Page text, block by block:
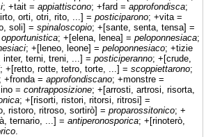
; +tait = appiattiscono; +fard = approfondisca;
orti, otri, rito, ...] = posticiparono; +vita =
soli] = spinaloscopio; +[sante, senta, tensa] =
opportunistica; +[elena, lenea] = peloponnesiaca;
; +[leneo, leone] = peloponnesiaco; +tizie
inter, terni, treni, ...] = posticiperanno; +[crude,
; +[retto, rotte, tetro, torte, ...] = scoppiettarono;
; +fronda = approfondiscano; +monstre =
= contrapposizione; +[arrosti, artrosi, risorta,
; +[risorti, ristori, ritorsi, ritrosi] =
ristoro, ritroso, sortirò] = proparossitonico; +
ternario, ...] = antiperonosporica; +[rinoterò,